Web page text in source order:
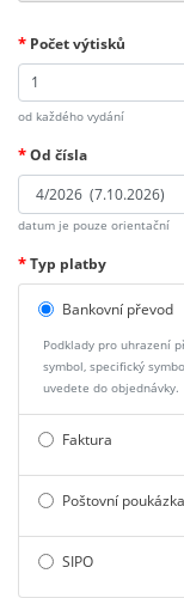
* Počet výtisků
od každého vydání
*Od čísla
datum je pouze orientační
*Typ platby
Bankovní převod
Podklady pro uhrazení
symbol, specifický
uvedete do objednávky.
Faktura
Poštovní
SIPO